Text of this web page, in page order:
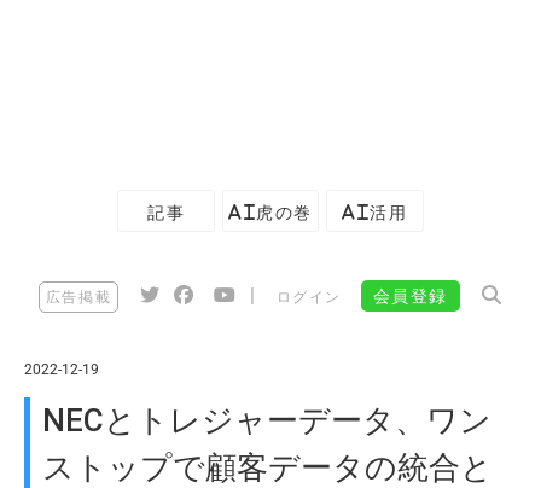
記事 AI虎の巻 AI活用
広告掲載 ログイン 会員登録
2022-12-19
NECとトレジャーデータ、ワン
ストップで顧客データの統合と